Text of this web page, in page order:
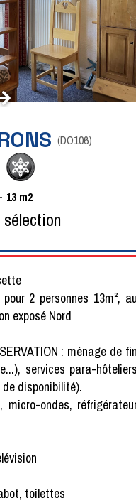
(DO106)
13 m2
2 personnes 13m²,
exposé Nord
: ménage de
services para-
disponibilité).
micro-ondes,
toilettes